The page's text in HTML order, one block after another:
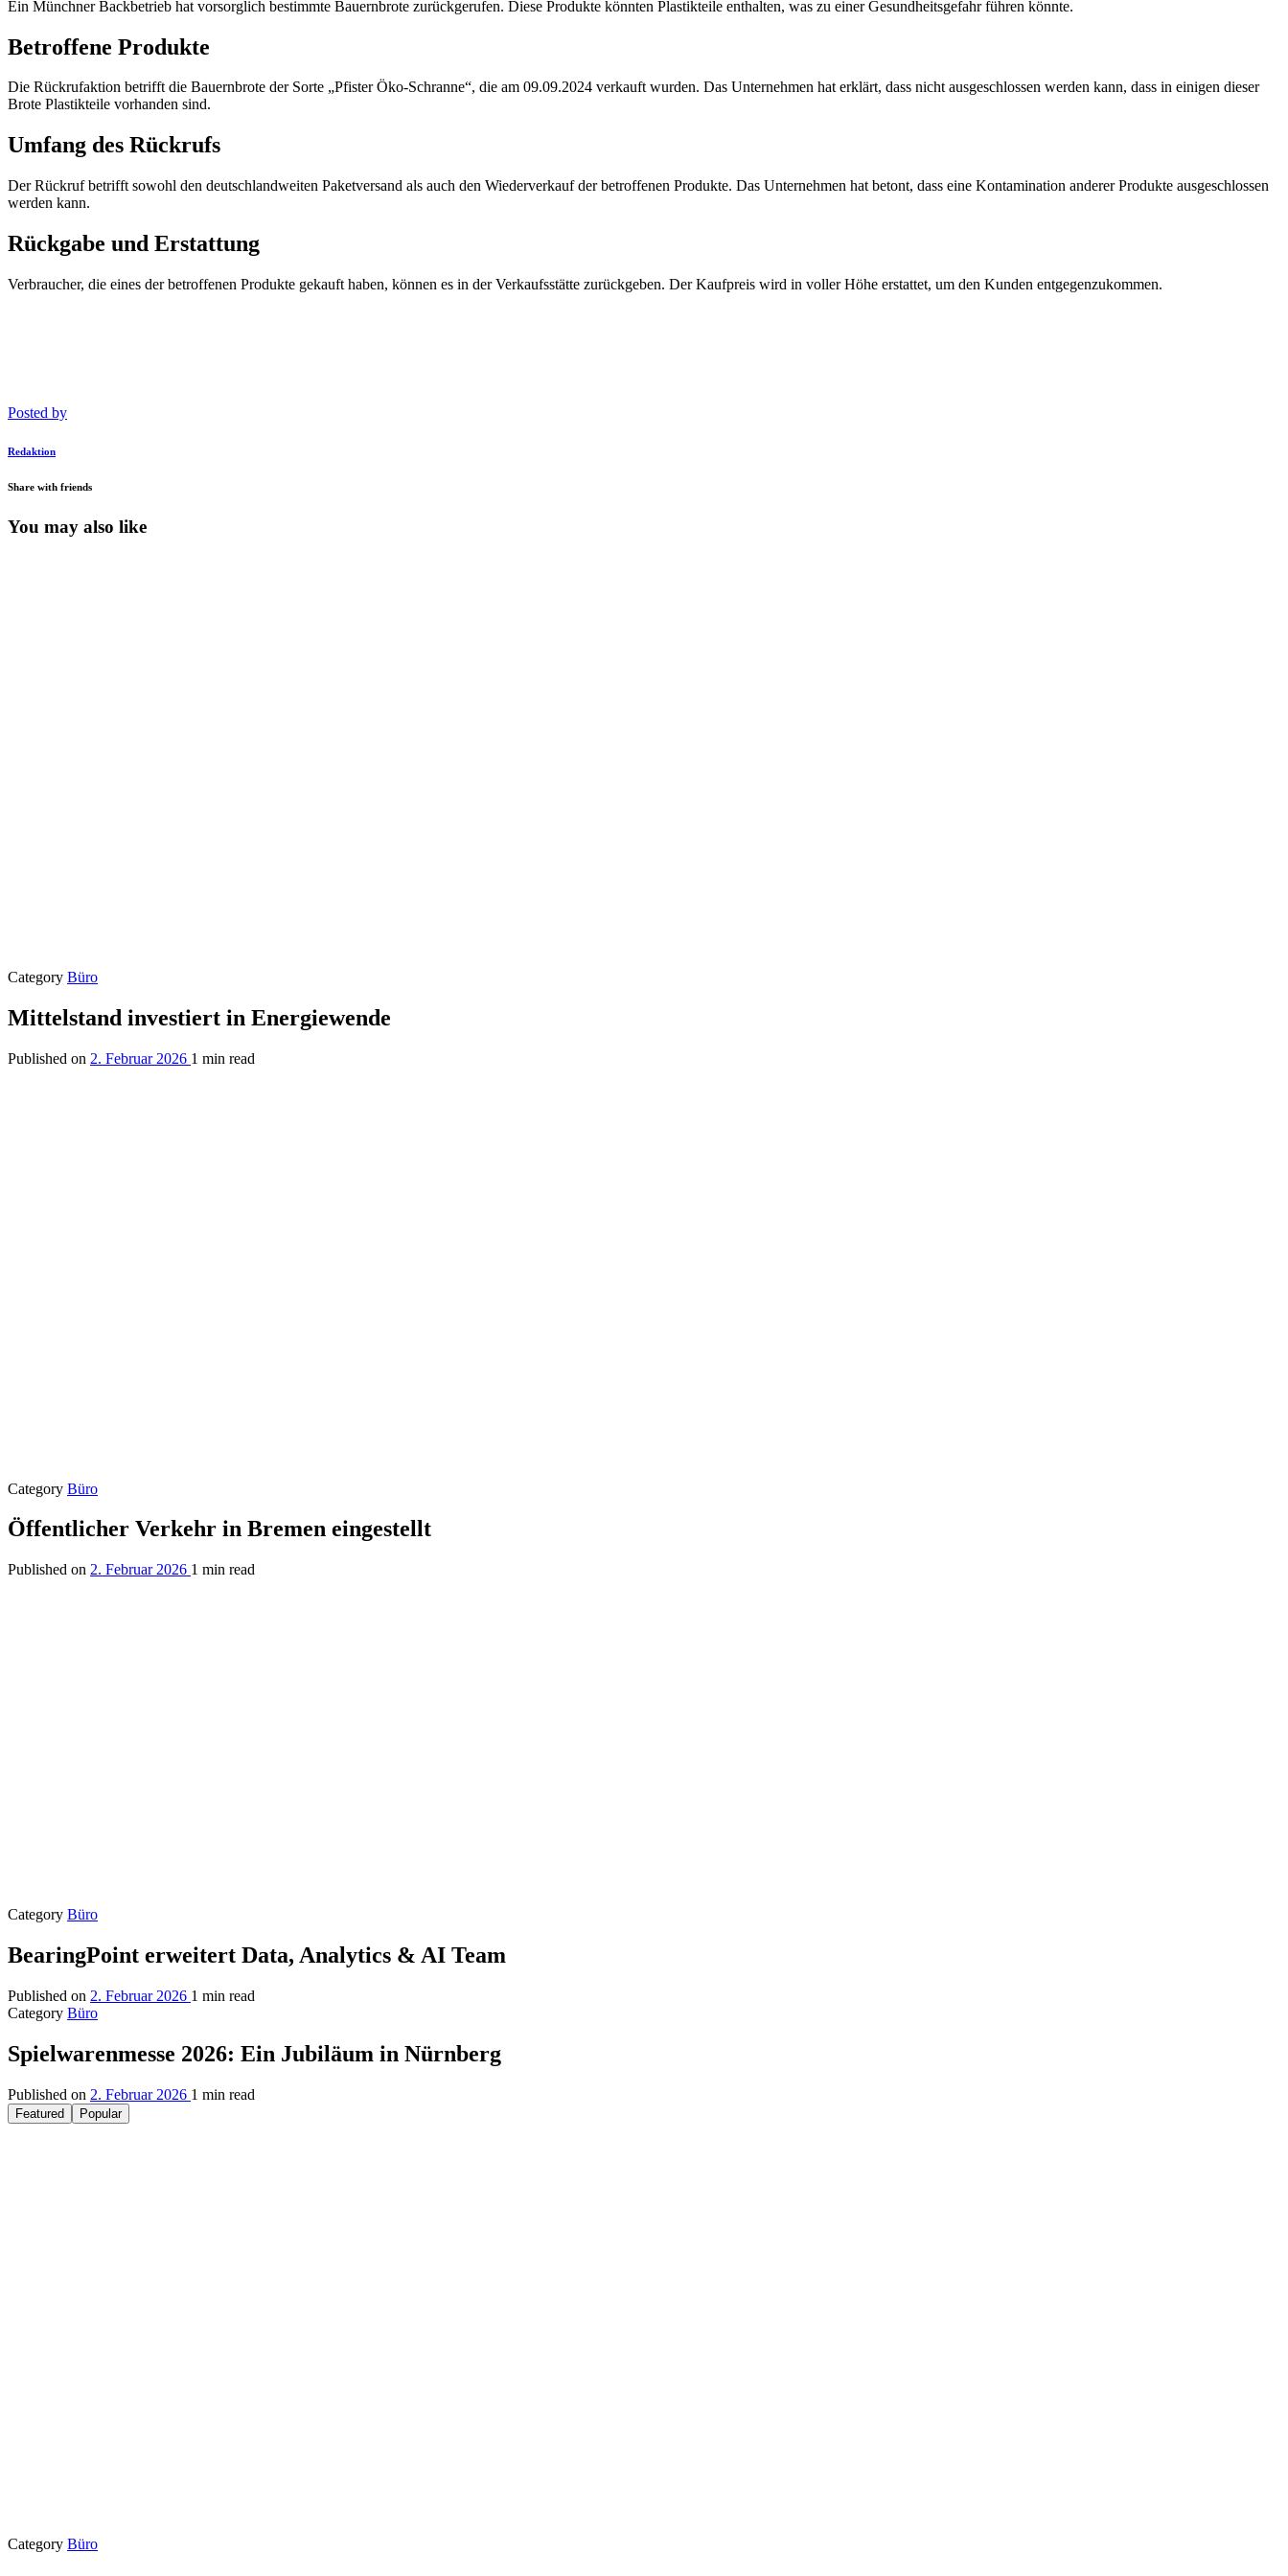
Ein Münchner Backbetrieb hat vorsorglich bestimmte Bauernbrote zurückgerufen. Diese Produkte könnten Plastikteile enthalten, was zu einer Gesundheitsgefahr führen könnte.
Betroffene Produkte
Die Rückrufaktion betrifft die Bauernbrote der Sorte „Pfister Öko-Schranne“, die am 09.09.2024 verkauft wurden. Das Unternehmen hat erklärt, dass nicht ausgeschlossen werden kann, dass in einigen dieser
Brote Plastikteile vorhanden sind.
Umfang des Rückrufs
Der Rückruf betrifft sowohl den deutschlandweiten Paketversand als auch den Wiederverkauf der betroffenen Produkte. Das Unternehmen hat betont, dass eine Kontamination anderer Produkte ausgeschlossen
werden kann.
Rückgabe und Erstattung
Verbraucher, die eines der betroffenen Produkte gekauft haben, können es in der Verkaufsstätte zurückgeben. Der Kaufpreis wird in voller Höhe erstattet, um den Kunden entgegenzukommen.
Posted by
Redaktion
Share with friends
You may also like
Category Büro
Mittelstand investiert in Energiewende
Published on 2. Februar 2026 1 min read
Category Büro
Öffentlicher Verkehr in Bremen eingestellt
Published on 2. Februar 2026 1 min read
Category Büro
BearingPoint erweitert Data, Analytics & AI Team
Published on 2. Februar 2026 1 min read
Category Büro
Spielwarenmesse 2026: Ein Jubiläum in Nürnberg
Published on 2. Februar 2026 1 min read
Featured Popular
Category Büro